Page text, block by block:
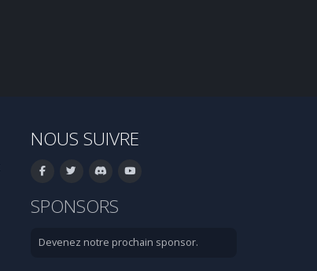
NOUS SUIVRE
SPONSORS
Devenez notre prochain sponsor.